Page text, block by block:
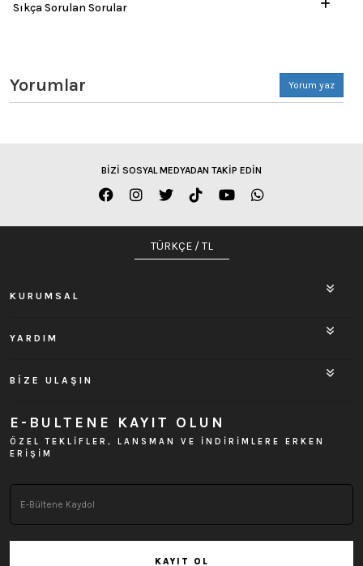
Sıkça Sorulan Sorular
Yorumlar Yorum yaz
BİZİ SOSYAL MEDYADAN TAKİP EDİN
TÜRKÇE / TL
KURUMSAL
YARDIM
BİZE ULAŞIN
E-BULTENE KAYIT OLUN
ÖZEL TEKLİFLER, LANSMAN VE İNDİRİMLERE ERKEN
ERİŞİM
KAYIT OL